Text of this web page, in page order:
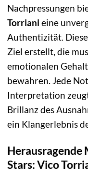
Nachpressungen
Torriani eine
Authentizität.
Ziel erstellt, die
emotionalen
bewahren. Jede
Interpretation
Brillanz des
ein Klangerlebnis
Herausragende
Stars: Vico